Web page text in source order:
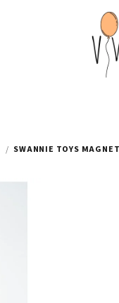
/ SWANNIE TOYS